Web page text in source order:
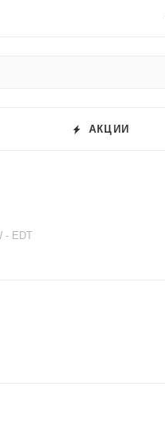
АКЦИИ
- EDT